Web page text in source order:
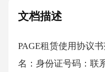
文档描述
PAGE租赁使用协议
名：身份证号码：联